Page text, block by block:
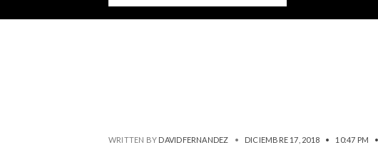
WRITTEN BY DAVIDFERNANDEZ • DICIEMBRE 17, 2018 • 10:47 PM •